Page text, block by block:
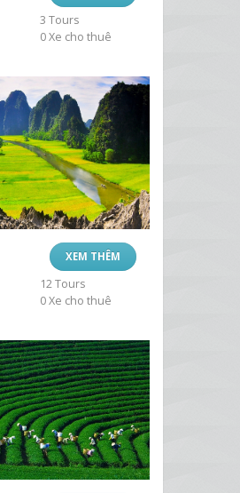
3 Tours
0 Xe cho thuê
XEM THÊM
12 Tours
0 Xe cho thuê